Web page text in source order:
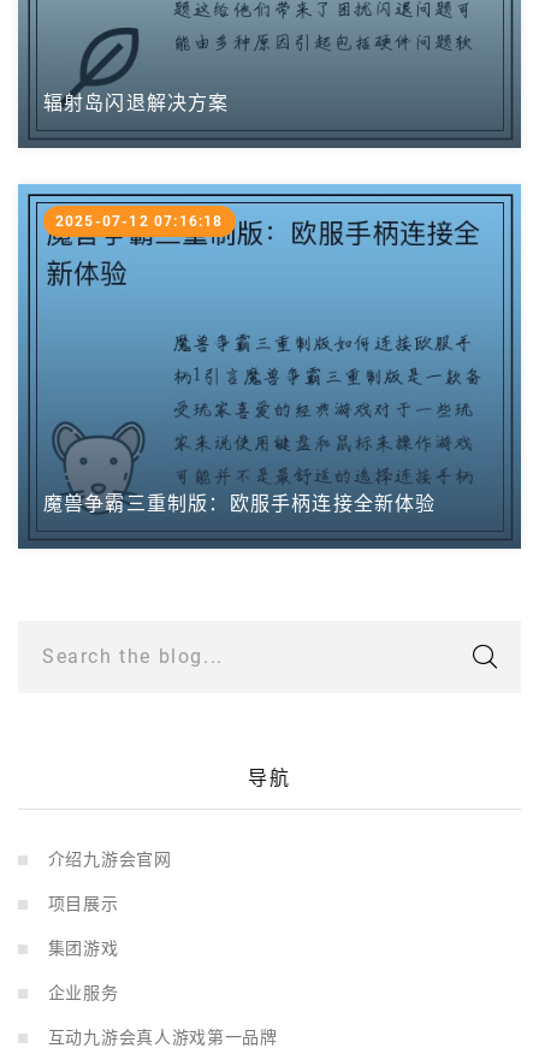
辐射岛闪退解决方案
魔兽争霸三重制版：欧服手柄连接全新体验
2025-07-12 07:16:18
Search the blog...
导航
介绍九游会官网
项目展示
集团游戏
企业服务
互动九游会真人游戏第一品牌